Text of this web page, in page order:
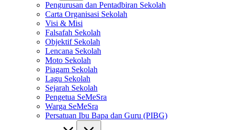
Pengurusan dan Pentadbiran Sekolah
Carta Organisasi Sekolah
Visi & Misi
Falsafah Sekolah
Objektif Sekolah
Lencana Sekolah
Moto Sekolah
Piagam Sekolah
Lagu Sekolah
Sejarah Sekolah
Pengetua SeMeSra
Warga SeMeSra
Persatuan Ibu Bapa dan Guru (PIBG)